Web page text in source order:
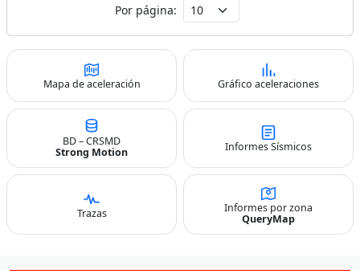
Por página:
Mapa de aceleración Gráfico aceleraciones
BD – CRSMD
Strong Motion
Informes Sísmicos
Trazas
Informes por zona
QueryMap